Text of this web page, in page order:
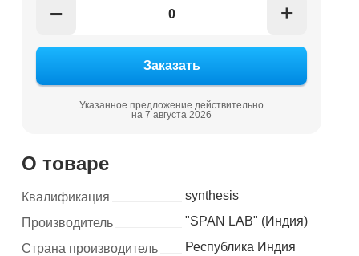
− +
Указанное предложение действительно
на 7 августа 2026
О товаре
Квалификация
synthesis
Производитель
"SPAN LAB" (Индия)
Страна производитель
Республика Индия